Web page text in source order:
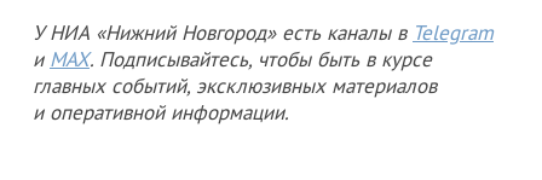
У НИА «Нижний Новгород» есть каналы в Telegram
и MAX. Подписывайтесь, чтобы быть в курсе
главных событий, эксклюзивных материалов
и оперативной информации.